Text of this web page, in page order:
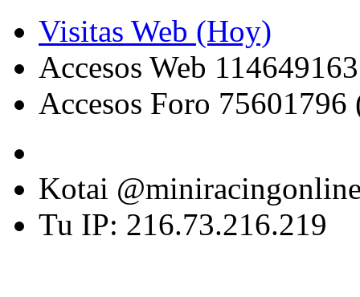
Visitas Web (Hoy)
Accesos Web
Accesos Foro 75601796
Kotai
Tu IP: 216.73.216.219